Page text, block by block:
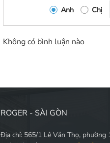
Anh Chị
Không có bình luận nào
ROGER - SÀI GÒN
Địa chỉ: 565/1 Lê Văn Thọ, phường